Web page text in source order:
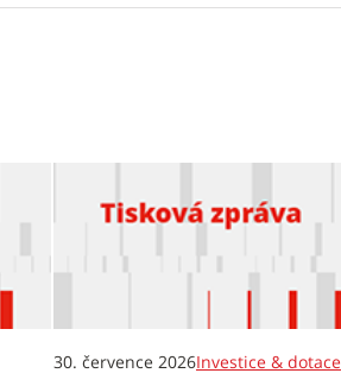
30. července 2026Investice & dotace